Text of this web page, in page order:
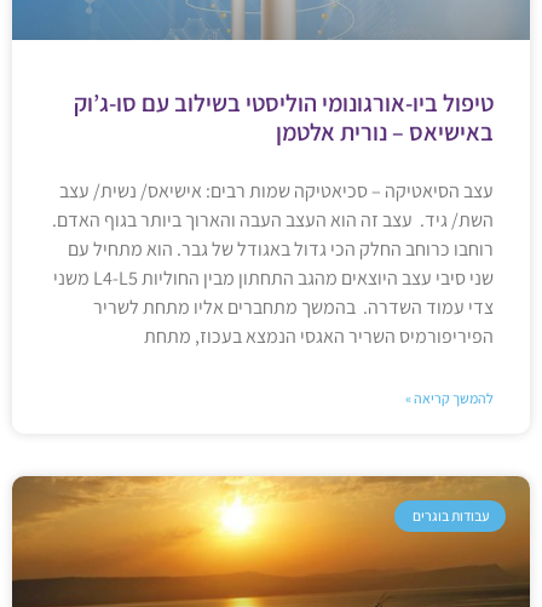
טיפול ביו-אורגונומי הוליסטי בשילוב עם סו-ג’וק
באישיאס – נורית אלטמן
עצב הסיאטיקה – סכיאטיקה שמות רבים: אישיאס/ נשית/ עצב
השת/ גיד. עצב זה הוא העצב העבה והארוך ביותר בגוף האדם.
רוחבו כרוחב החלק הכי גדול באגודל של גבר. הוא מתחיל עם
שני סיבי עצב היוצאים מהגב התחתון מבין החוליות L4-L5 משני
צדי עמוד השדרה. בהמשך מתחברים אליו מתחת לשריר
הפיריפורמיס השריר האגסי הנמצא בעכוז, מתחת
להמשך קריאה »
עבודות בוגרים